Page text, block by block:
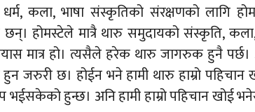
कला, भाषा संस्कृतिको संरक्षणको लागि
होमस्टेले मात्रै थारु समुदायको संस्कृति, कला,
मात्र हो। त्यसैले हरेक थारु जागरुक हुनै
जरुरी छ। होईन भने हामी थारु हाम्रो पहिचान
भईसकेको हुन्छ। अनि हामी हाम्रो पहिचान खोई